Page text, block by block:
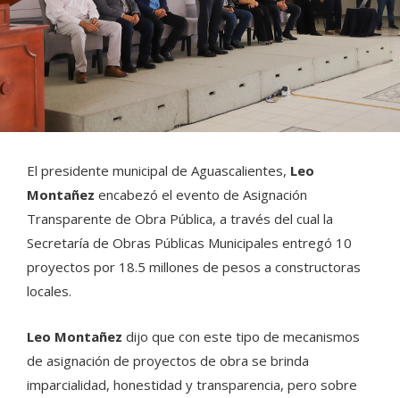
El presidente municipal de Aguascalientes, Leo
Montañez encabezó el evento de Asignación
Transparente de Obra Pública, a través del cual la
Secretaría de Obras Públicas Municipales entregó 10
proyectos por 18.5 millones de pesos a constructoras
locales.
Leo Montañez dijo que con este tipo de mecanismos
de asignación de proyectos de obra se brinda
imparcialidad, honestidad y transparencia, pero sobre